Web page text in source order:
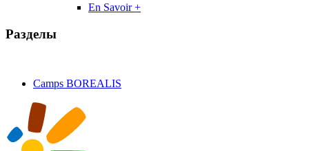
En Savoir +
Разделы
Camps BOREALIS